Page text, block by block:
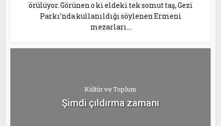
örülüyor. Görünen o ki eldeki tek somut taş, Gezi
Parkı’nda kullanıldığı söylenen Ermeni
mezarları...
Kültür ve Toplum
Şimdi çıldırma zamanı